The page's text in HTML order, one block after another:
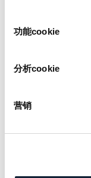
功能cookie
分析cookie
营销